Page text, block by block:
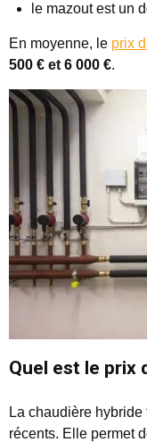
le mazout est un
En moyenne, le prix
500 € et 6 000 €.
Quel est le prix
La chaudière
récents. Elle permet